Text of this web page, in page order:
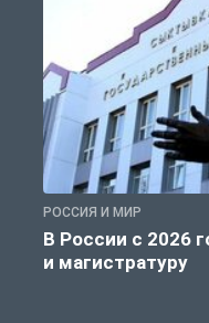
РОССИЯ И МИР
В России с 2026
и магистратуру